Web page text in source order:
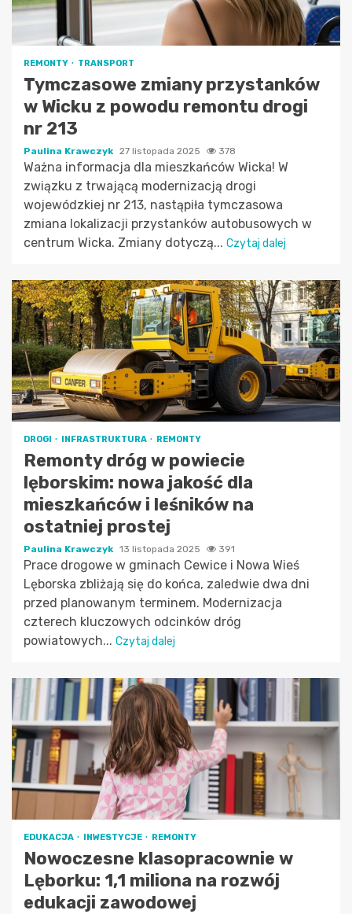
REMONTY TRANSPORT
Tymczasowe zmiany przystanków
w Wicku z powodu remontu drogi
nr 213
Paulina Krawczyk 27 listopada 2025 378
Ważna informacja dla mieszkańców Wicka! W
związku z trwającą modernizacją drogi
wojewódzkiej nr 213, nastąpiła tymczasowa
zmiana lokalizacji przystanków autobusowych w
centrum Wicka. Zmiany dotyczą... Czytaj dalej
DROGI INFRASTRUKTURA REMONTY
Remonty dróg w powiecie
lęborskim: nowa jakość dla
mieszkańców i leśników na
ostatniej prostej
Paulina Krawczyk 13 listopada 2025 391
Prace drogowe w gminach Cewice i Nowa Wieś
Lęborska zbliżają się do końca, zaledwie dwa dni
przed planowanym terminem. Modernizacja
czterech kluczowych odcinków dróg
powiatowych... Czytaj dalej
EDUKACJA INWESTYCJE REMONTY
Nowoczesne klasopracownie w
Lęborku: 1,1 miliona na rozwój
edukacji zawodowej